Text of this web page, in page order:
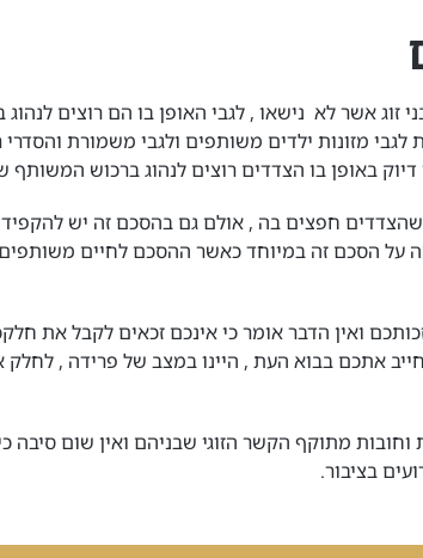
אשר לא נישאו , לגבי האופן בו הם רוצים
מזונות ילדים משותפים ולגבי משמורת
באופן בו הצדדים רוצים לנהוג ברכוש המשותף
חפצים בה , אולם גם בהסכם זה יש להקפיד
על הסכם זה במיוחד כאשר ההסכם לחיים
ואין הדבר אומר כי אינכם זכאים לקבל את
אתכם בבוא העת , היינו במצב של פרידה ,
וחובות מתוקף הקשר הזוגי שבניהם ואין שום
בציבור.